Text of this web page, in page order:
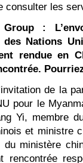
consulter les
Group :
des Nations
rendue en
de la
pour le
Yi, membre
et ministre
du ministère
rencontrée